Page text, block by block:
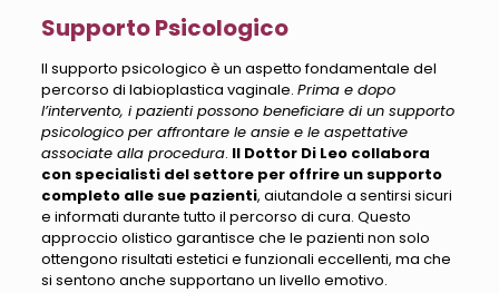
Supporto Psicologico
Il supporto psicologico è un aspetto fondamentale del
percorso di labioplastica vaginale. Prima e dopo
l’intervento, i pazienti possono beneficiare di un supporto
psicologico per affrontare le ansie e le aspettative
associate alla procedura. Il Dottor Di Leo collabora
con specialisti del settore per offrire un supporto
completo alle sue pazienti, aiutandole a sentirsi sicuri
e informati durante tutto il percorso di cura. Questo
approccio olistico garantisce che le pazienti non solo
ottengono risultati estetici e funzionali eccellenti, ma che
si sentono anche supportano un livello emotivo.